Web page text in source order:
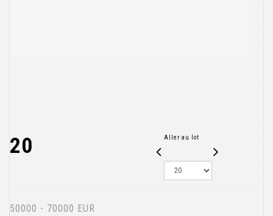
20 Aller au lot
50000 - 70000 EUR